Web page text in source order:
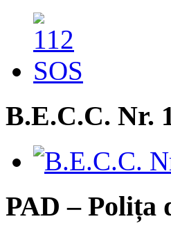
B.E.C.C. Nr.
PAD – Polița